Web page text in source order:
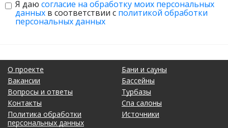
Я даю согласие на обработку моих персональных
данных в соответствии с политикой обработки
персональных данных
О проекте
Вакансии
Вопросы и ответы
Контакты
Политика обработки
персональных данных
Бани и сауны
Бассейны
Турбазы
Спа салоны
Источники